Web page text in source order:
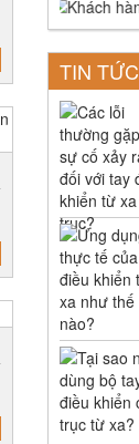
TIN TỨC